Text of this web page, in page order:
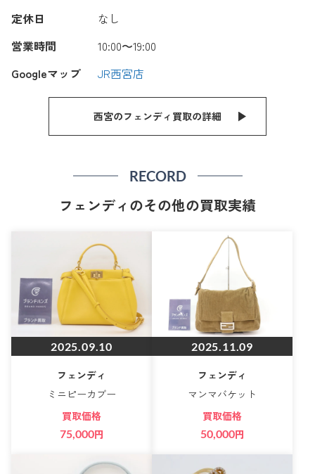
定休日
なし
営業時間
10:00〜19:00
Googleマップ
JR西宮店
西宮のフェンディ買取の詳細
RECORD
フェンディのその他の買取実績
2025.09.10
フェンディ
ミニピーカブー
買取価格
75,000円
2025.11.09
フェンディ
マンマバケット
買取価格
50,000円